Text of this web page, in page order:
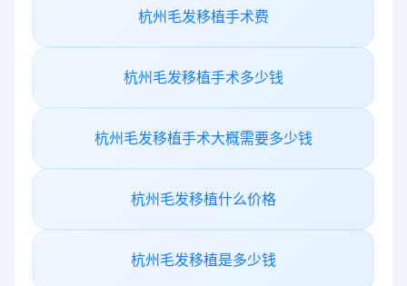
杭州毛发移植手术费
杭州毛发移植手术多少钱
杭州毛发移植手术大概需要多少钱
杭州毛发移植什么价格
杭州毛发移植是多少钱